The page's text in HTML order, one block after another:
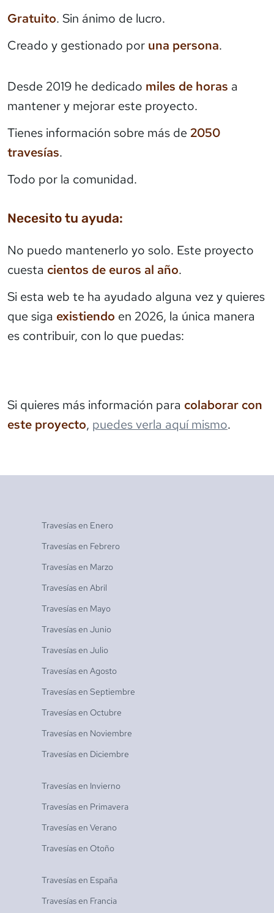
Gratuito. Sin ánimo de lucro.
Creado y gestionado por una persona.
Desde 2019 he dedicado miles de horas a
mantener y mejorar este proyecto.
Tienes información sobre más de 2050
travesías.
Todo por la comunidad.
Necesito tu ayuda:
No puedo mantenerlo yo solo. Este proyecto
cuesta cientos de euros al año.
Si esta web te ha ayudado alguna vez y quieres
que siga existiendo en 2026, la única manera
es contribuir, con lo que puedas:
Si quieres más información para colaborar con
este proyecto, puedes verla aquí mismo.
Travesías en Enero
Travesías en Febrero
Travesías en Marzo
Travesías en Abril
Travesías en Mayo
Travesías en Junio
Travesías en Julio
Travesías en Agosto
Travesías en Septiembre
Travesías en Octubre
Travesías en Noviembre
Travesías en Diciembre
Travesías en Invierno
Travesías en Primavera
Travesías en Verano
Travesías en Otoño
Travesías en España
Travesías en Francia